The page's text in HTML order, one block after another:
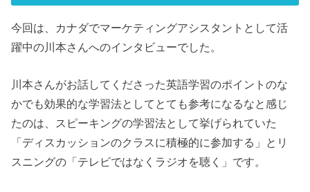
今回は、カナダでマーケティングアシスタントとして活
躍中の川本さんへのインタビューでした。
川本さんがお話してくださった英語学習のポイントのな
かでも効果的な学習法としてとても参考になるなと感じ
たのは、スピーキングの学習法として挙げられていた
「ディスカッションのクラスに積極的に参加する」とリ
スニングの「テレビではなくラジオを聴く」です。